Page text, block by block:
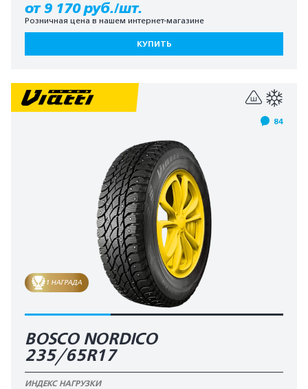
от 9 170 руб./шт.
Розничная цена в нашем интернет-магазине
КУПИТЬ
84
1 НАГРАДА
BOSCO NORDICO
235/65R17
ИНДЕКС НАГРУЗКИ